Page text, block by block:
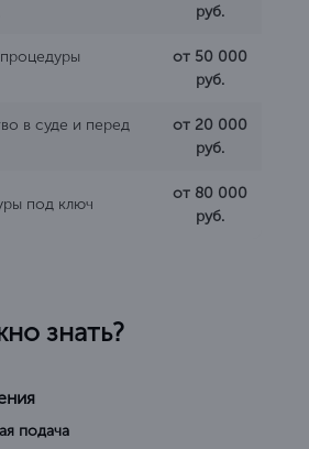
руб.
от 50 000
руб.
в суде и перед
от 20 000
руб.
под ключ
от 80 000
руб.
знать?
подача